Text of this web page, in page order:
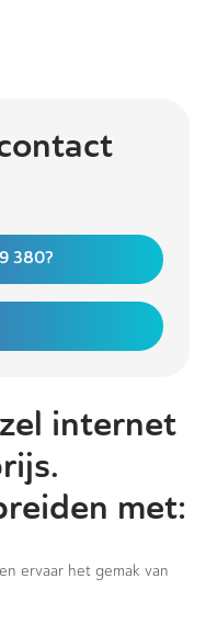
380?
internet
met:
ervaar het gemak van